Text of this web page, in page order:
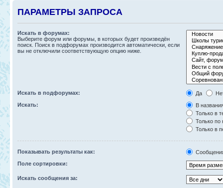
ПАРАМЕТРЫ ЗАПРОСА
Искать в форумах:
Выберите форум или форумы, в которых будет произведён
поиск. Поиск в подфорумах производится автоматически, если
вы не отключили соответствующую опцию ниже.
Искать в подфорумах: Да
Искать:
В
Только в
Только по
Только в
Показывать результаты как:
Поле сортировки:
Искать сообщения за: